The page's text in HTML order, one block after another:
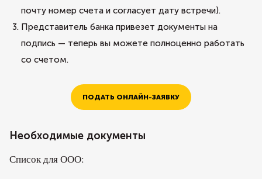
почту номер счета и согласует дату встречи).
Представитель банка привезет документы на
подпись — теперь вы можете полноценно работать
со счетом.
ПОДАТЬ ОНЛАЙН-ЗАЯВКУ
Необходимые документы
Список для ООО: